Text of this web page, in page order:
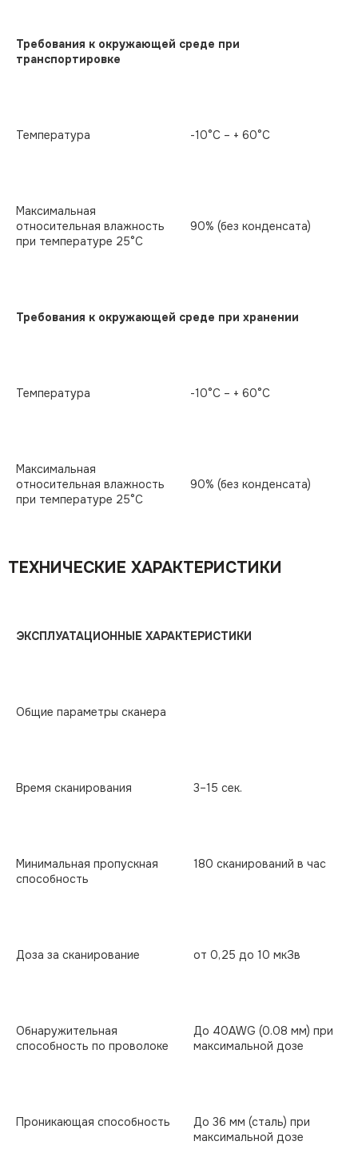
Требования к окружающей среде при
транспортировке
Температура -10°С – + 60°С
Максимальная
относительная влажность
при температуре 25°С
90% (без конденсата)
Требования к окружающей среде при хранении
Температура -10°С – + 60°С
Максимальная
относительная влажность
при температуре 25°С
90% (без конденсата)
ТЕХНИЧЕСКИЕ ХАРАКТЕРИСТИКИ
ЭКСПЛУАТАЦИОННЫЕ ХАРАКТЕРИСТИКИ
Общие параметры сканера
Время сканирования 3–15 сек.
Минимальная пропускная
способность
180 сканирований в час
Доза за сканирование от 0,25 до 10 мкЗв
Обнаружительная
способность по проволоке
До 40AWG (0.08 мм) при
максимальной дозе
Проникающая способность
До 36 мм (сталь) при
максимальной дозе